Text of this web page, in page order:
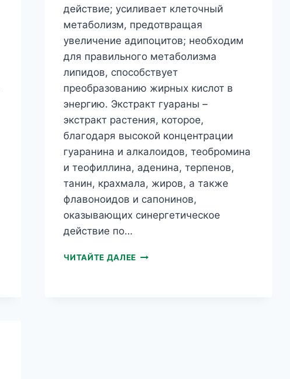
действие; усиливает клеточный
метаболизм, предотвращая
увеличение адипоцитов; необходим
для правильного метаболизма
липидов, способствует
преобразованию жирных кислот в
энергию. Экстракт гуараны –
экстракт растения, которое,
благодаря высокой концентрации
гуаранина и алкалоидов, теобромина
и теофиллина, аденина, терпенов,
танин, крахмала, жиров, а также
флавоноидов и сапонинов,
оказывающих синергетическое
действие по…
ЧИТАЙТЕ ДАЛЕЕ GUARANA